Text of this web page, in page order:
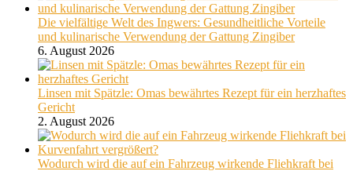
Die vielfältige Welt des Ingwers: Gesundheitliche Vorteile
und kulinarische Verwendung der Gattung Zingiber
6. August 2026
Linsen mit Spätzle: Omas bewährtes Rezept für ein herzhaftes
Gericht
2. August 2026
Wodurch wird die auf ein Fahrzeug wirkende Fliehkraft bei